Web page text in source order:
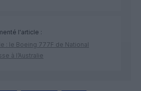
l'article :
: le Boeing 777F de National
à l’Australie